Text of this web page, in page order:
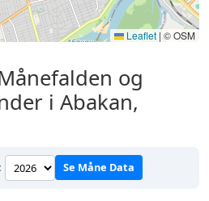
Leaflet | © OSM
og
i Abakan,
Se Måne Data